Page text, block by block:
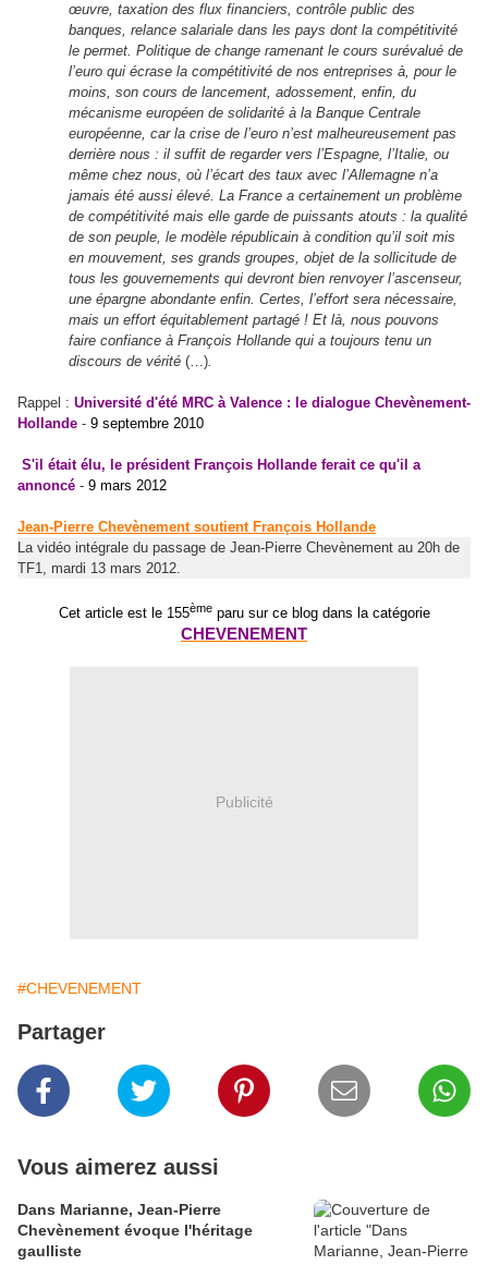
œuvre, taxation des flux financiers, contrôle public des
banques, relance salariale dans les pays dont la compétitivité
le permet. Politique de change ramenant le cours surévalué de
l’euro qui écrase la compétitivité de nos entreprises à, pour le
moins, son cours de lancement, adossement, enfin, du
mécanisme européen de solidarité à la Banque Centrale
européenne, car la crise de l’euro n’est malheureusement pas
derrière nous : il suffit de regarder vers l’Espagne, l’Italie, ou
même chez nous, où l’écart des taux avec l’Allemagne n’a
jamais été aussi élevé. La France a certainement un problème
de compétitivité mais elle garde de puissants atouts : la qualité
de son peuple, le modèle républicain à condition qu’il soit mis
en mouvement, ses grands groupes, objet de la sollicitude de
tous les gouvernements qui devront bien renvoyer l’ascenseur,
une épargne abondante enfin. Certes, l’effort sera nécessaire,
mais un effort équitablement partagé ! Et là, nous pouvons
faire confiance à François Hollande qui a toujours tenu un
discours de vérité (…).
Rappel : Université d'été MRC à Valence : le dialogue Chevènement-
Hollande - 9 septembre 2010
S'il était élu, le président François Hollande ferait ce qu'il a
annoncé - 9 mars 2012
Jean-Pierre Chevènement soutient François Hollande
La vidéo intégrale du passage de Jean-Pierre Chevènement au 20h de
TF1, mardi 13 mars 2012.
Cet article est le 155èmeparu sur ce blog dans la catégorie
CHEVENEMENT
Publicité
#CHEVENEMENT
Partager
Vous aimerez aussi
Dans Marianne, Jean-Pierre
Chevènement évoque l'héritage
gaulliste